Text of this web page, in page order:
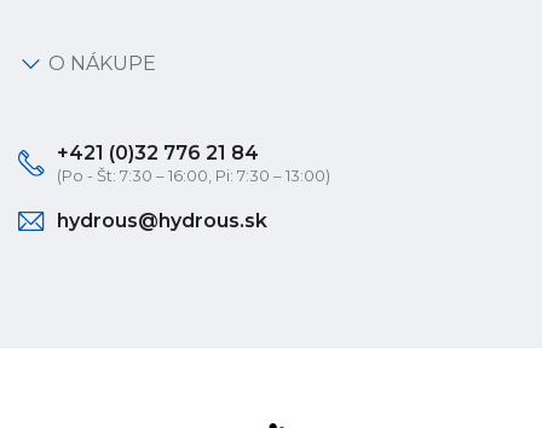
O NÁKUPE
+421 (0)32 776 21 84
(Po - Št: 7:30 – 16:00, Pi: 7:30 – 13:00)
hydrous@hydrous.sk